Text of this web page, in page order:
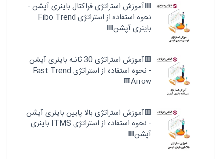
🟥آموزش استراتژی فراکتال باینری آپشن -
نحوه استفاده از استراتژی Fibo Trend
باینری آپشن🟥
🟥آموزش استراتژی 30 ثانیه باینری آپشن
- نحوه استفاده از استراتژی Fast Trend
Arrow🟥
🟥آموزش استراتژی بالا پایین باینری آپشن
- نحوه استفاده از استراتژی ITMS باینری
آپشن🟥